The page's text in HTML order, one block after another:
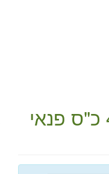
פנאי